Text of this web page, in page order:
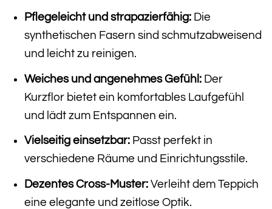
Pflegeleicht und strapazierfähig:Die
synthetischen Fasern sind schmutzabweisend
und leicht zu reinigen.
Weiches und angenehmes Gefühl:Der
Kurzflor bietet ein komfortables Laufgefühl
und lädt zum Entspannen ein.
Vielseitig einsetzbar:Passt perfekt in
verschiedene Räume und Einrichtungsstile.
Dezentes Cross-Muster:Verleiht dem Teppich
eine elegante und zeitlose Optik.